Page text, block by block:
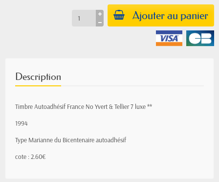
Ajouter au panier
Description
Timbre Autoadhésif France No Yvert & Tellier 7 luxe **
1994
Type Marianne du Bicentenaire autoadhésif
cote : 2.60€